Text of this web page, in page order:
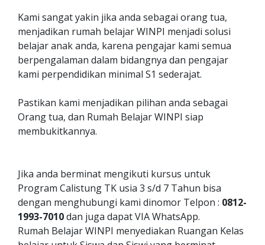
Kami sangat yakin jika anda sebagai orang tua,
menjadikan rumah belajar WINPI menjadi solusi
belajar anak anda, karena pengajar kami semua
berpengalaman dalam bidangnya dan pengajar
kami perpendidikan minimal S1 sederajat.
Pastikan kami menjadikan pilihan anda sebagai
Orang tua, dan Rumah Belajar WINPI siap
membukitkannya.
Jika anda berminat mengikuti kursus untuk
Program Calistung TK usia 3 s/d 7 Tahun bisa
dengan menghubungi kami dinomor Telpon : 0812-
1993-7010dan juga dapat VIA WhatsApp.
Rumah Belajar WINPI menyediakan Ruangan Kelas